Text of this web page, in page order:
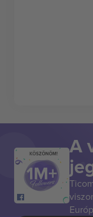
KÖSZÖNÖM! A